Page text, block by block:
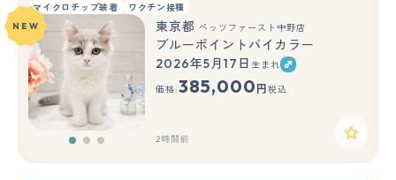
マイクロチップ装着 ワクチン接種
もっと見る
NEW 東京都 ペッツファースト中野店
ブルーポイントバイカラー
2026年5月17日 生まれ
価格:385,000 円 税込
2時間前